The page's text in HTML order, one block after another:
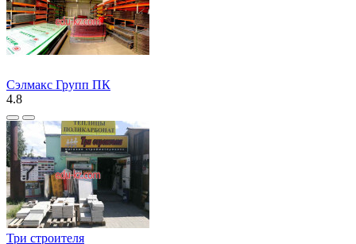
Сэлмакс Групп ПК
4.8
Три строителя